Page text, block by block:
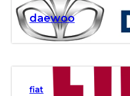
daewoo
fiat